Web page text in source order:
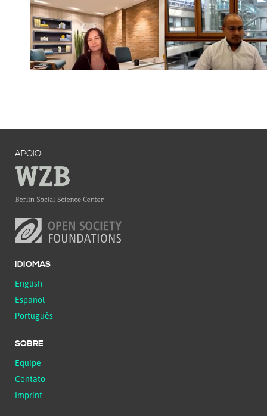
APOIO:
IDIOMAS
English
Español
Português
SOBRE
Equipe
Contato
Imprint